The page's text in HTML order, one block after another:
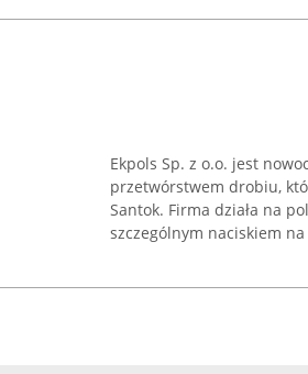
Ekpols Sp. z o.o. jest
przetwórstwem drobiu,
Santok. Firma działa na
szczególnym naciskiem